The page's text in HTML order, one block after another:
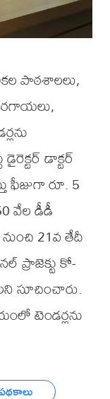
పాఠశాలలు,
డైరెక్టర్ డాక్టర్
ఫీజుగా రూ. 5
వేల డీడీ
21వ తేదీ
ప్రాజెక్టు కో-
సూచించారు.
టెండర్లను